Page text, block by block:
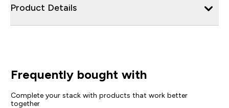
Product Details
Frequently bought with
Complete your stack with products that work better
together